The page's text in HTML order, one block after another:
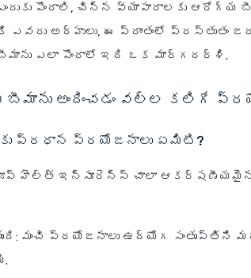
పొందాలి, చిన్న వ్యాపారాలకు ఆరోగ్య
అర్హులు, ఈ ప్రాంతంలో ప్రస్తుతం
ఎలా పొందాలో ఇది ఒక మార్గదర్శి.
అందించడం వల్ల కలిగే
ప్రధాన ప్రయోజనాలు ఏమిటి?
హెల్త్ ఇన్సూరెన్స్ చాలా
: మంచి ప్రయోజనాలు ఉద్యోగ సంతృప్తిని